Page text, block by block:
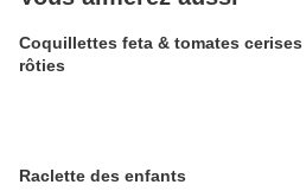
Coquillettes feta & tomates cerises
rôties
Raclette des enfants